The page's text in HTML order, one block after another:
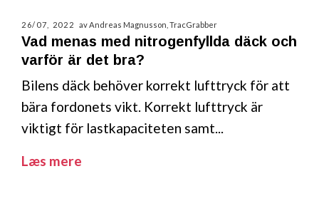
26/07, 2022 av Andreas Magnusson, TracGrabber
Vad menas med nitrogenfyllda däck och
varför är det bra?
Bilens däck behöver korrekt lufttryck för att
bära fordonets vikt. Korrekt lufttryck är
viktigt för lastkapaciteten samt...
Læs mere